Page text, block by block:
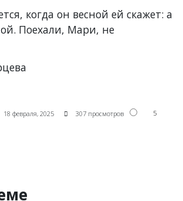
когда он весной ей скажет: а
Поехали, Мари, не
18 февраля, 2025 307 просмотров 5